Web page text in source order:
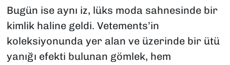
Bugün ise aynı iz, lüks moda sahnesinde bir
kimlik haline geldi. Vetements’in
koleksiyonunda yer alan ve üzerinde bir ütü
yanığı efekti bulunan gömlek, hem